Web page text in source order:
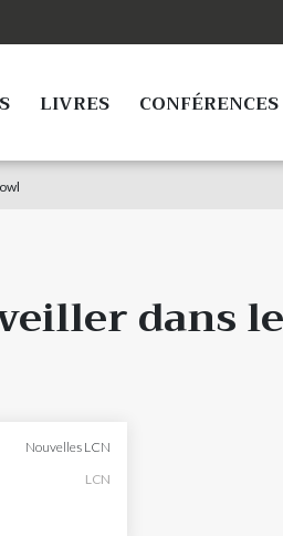
LIVRES CONFÉRENCES
dans
Nouvelles LCN
LCN